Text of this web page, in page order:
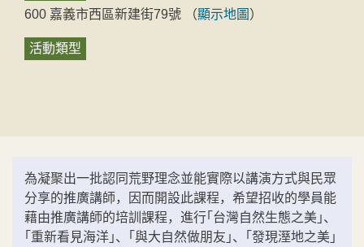
600 嘉義市西區新建街79號 （顯示地圖 ）
活動類型
為凝聚出一批認同荒野理念並能實際以講演方式與民眾
分享的推廣講師，因而開設此課程，希望招收的學員能
藉由推廣講師的培訓課程，進行｢台灣自然生態之美｣、
｢重新看見海洋｣、｢與大自然做朋友｣、｢發現溼地之美｣